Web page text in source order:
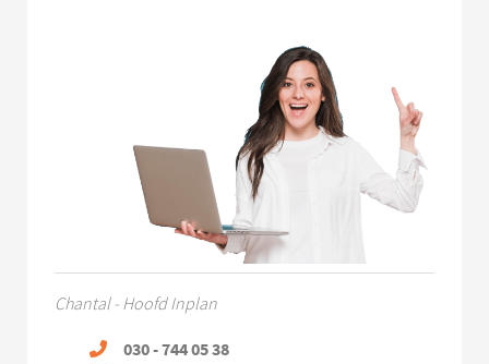
Chantal - Hoofd Inplan
030 - 744 05 38